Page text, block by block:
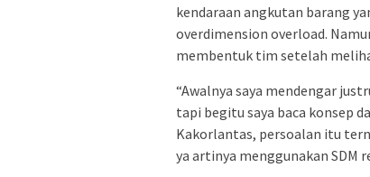
kendaraan angkutan barang
overdimension overload.
membentuk tim setelah
“Awalnya saya mendengar
tapi begitu saya baca konsep
Kakorlantas, persoalan itu
ya artinya menggunakan SDM